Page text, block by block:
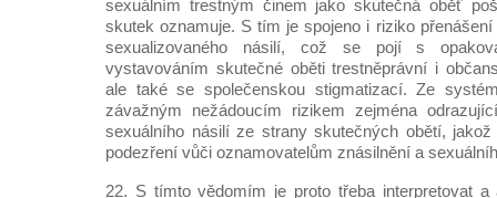
sexuálním trestným činem jako skutečná oběť
skutek oznamuje. S tím je spojeno i riziko
sexualizovaného násilí, což se pojí s
vystavováním skutečné oběti trestněprávní i
ale také se společenskou stigmatizací. Ze
závažným nežádoucím rizikem zejména
sexuálního násilí ze strany skutečných obětí,
podezření vůči oznamovatelům znásilnění a
22. S tímto vědomím je proto třeba interpretovat a